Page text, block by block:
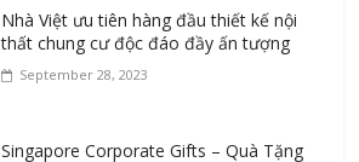
Nhà Việt ưu tiên hàng đầu thiết kế nội
thất chung cư độc đáo đầy ấn tượng
September 28, 2023
Singapore Corporate Gifts – Quà Tặng